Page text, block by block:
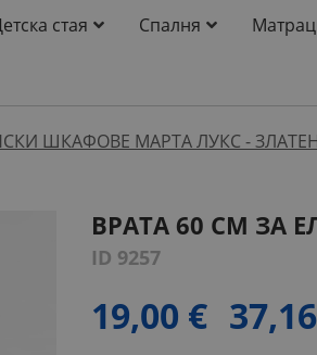
стая Спалня
ШКАФОВЕ МАРТА ЛУКС -
ВРАТА 60 СМ ЗА
ID 9257
19,00 €